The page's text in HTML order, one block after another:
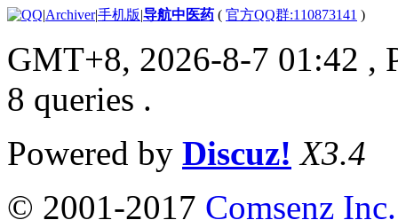
|Archiver|手机版|导航中医药 ( 官方QQ群:110873141 )
GMT+8, 2026-8-7 01:42 ,
8 queries .
Powered by Discuz! X3.4
© 2001-2017 Comsenz Inc.